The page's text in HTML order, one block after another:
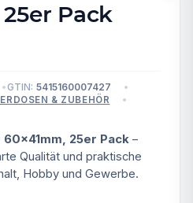
Pack
GTIN: 5415160007427
& ZUBEHÖR
25er Pack –
Qualität und praktische
Hobby und Gewerbe.